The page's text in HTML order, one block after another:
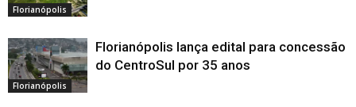
Florianópolis
Florianópolis
Florianópolis lança edital para concessão
do CentroSul por 35 anos